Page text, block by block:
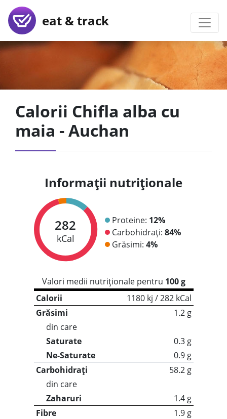
eat & track
Calorii Chifla alba cu
maia - Auchan
Informații nutriționale
282
kCal
Proteine: 12%
Carbohidrați: 84%
Grăsimi: 4%
Valori medii nutriționale pentru 100 g
Calorii
1180 kj / 282 kCal
Grăsimi
1.2 g
din care
Saturate
0.3 g
Ne-Saturate
0.9 g
Carbohidrați
58.2 g
din care
Zaharuri
1.4 g
Fibre
1.9 g